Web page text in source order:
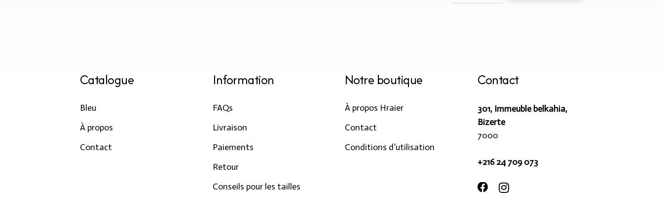
Catalogue
Bleu
À propos
Contact
Information
FAQs
Livraison
Paiements
Retour
Conseils pour les tailles
Notre boutique
À propos Hraier
Contact
Conditions d’utilisation
Contact
301, Immeuble belkahia,
Bizerte
7000
+216 24 709 073